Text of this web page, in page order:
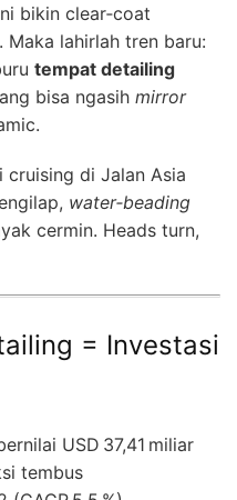
bikin clear‑coat
Maka lahirlah tren baru:
tempat detailing
bisa ngasih mirror
cruising di Jalan Asia
water‑beading
cermin. Heads turn,
= Investasi
USD 37,41 miliar
tembus